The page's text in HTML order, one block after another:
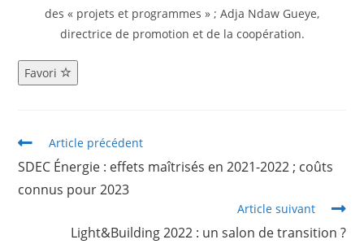
des « projets et programmes » ; Adja Ndaw Gueye,
directrice de promotion et de la coopération.
Favori
Article précédent
SDEC Énergie : effets maîtrisés en 2021-2022 ; coûts
connus pour 2023
Article suivant
Light&Building 2022 : un salon de transition ?